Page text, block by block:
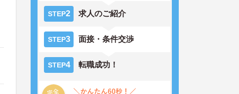
STEP2 求人のご紹介
STEP3 面接・条件交渉
STEP4 転職成功！